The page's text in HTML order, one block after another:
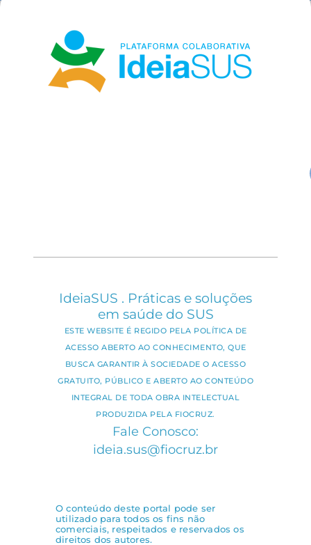
IdeiaSUS . Práticas e soluções
em saúde do SUS
ESTE WEBSITE É REGIDO PELA POLÍTICA DE
ACESSO ABERTO AO CONHECIMENTO, QUE
BUSCA GARANTIR À SOCIEDADE O ACESSO
GRATUITO, PÚBLICO E ABERTO AO CONTEÚDO
INTEGRAL DE TODA OBRA INTELECTUAL
PRODUZIDA PELA FIOCRUZ.
Fale Conosco:
ideia.sus@fiocruz.br
O conteúdo deste portal pode ser
utilizado para todos os fins não
comerciais, respeitados e reservados os
direitos dos autores.